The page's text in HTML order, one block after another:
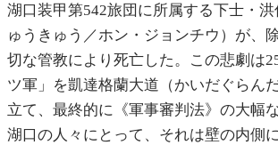
湖口装甲第542旅団に所属する下士・
ゅうきゅう／ホン・ジョンチウ）が、
切な管教により死亡した。この悲劇は
ツ軍」を凱達格蘭大道（かいだぐらん
立て、最終的に《軍事審判法》の大幅
湖口の人々にとって、それは壁の内側